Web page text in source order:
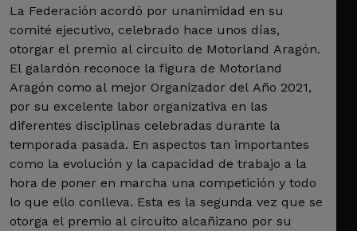
La Federación acordó por unanimidad en su
comité ejecutivo, celebrado hace unos días,
otorgar el premio al circuito de Motorland Aragón.
El galardón reconoce la figura de Motorland
Aragón como al mejor Organizador del Año 2021,
por su excelente labor organizativa en las
diferentes disciplinas celebradas durante la
temporada pasada. En aspectos tan importantes
como la evolución y la capacidad de trabajo a la
hora de poner en marcha una competición y todo
lo que ello conlleva. Esta es la segunda vez que se
otorga el premio al circuito alcañizano por su